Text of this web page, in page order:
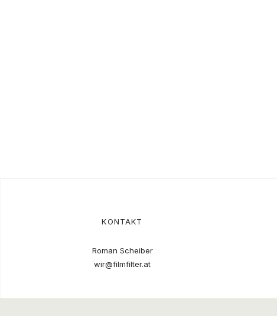
KONTAKT
Roman Scheiber
wir@filmfilter.at